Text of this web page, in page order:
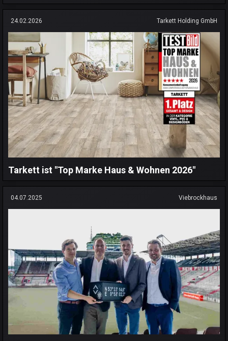
24.02.2026 Tarkett Holding GmbH
Tarkett ist "Top Marke Haus & Wohnen 2026"
04.07.2025 Viebrockhaus